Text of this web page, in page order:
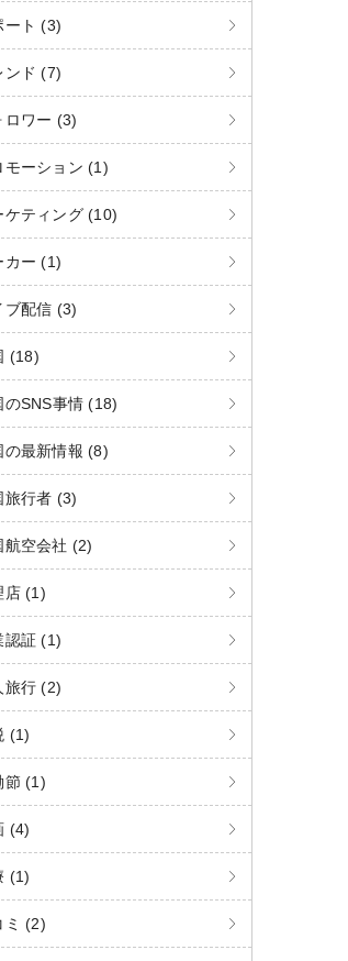
ート (3)
ンド (7)
ロワー (3)
モーション (1)
ケティング (10)
カー (1)
ブ配信 (3)
(18)
のSNS事情 (18)
の最新情報 (8)
旅行者 (3)
航空会社 (2)
店 (1)
認証 (1)
旅行 (2)
(1)
節 (1)
(4)
(1)
ミ (2)